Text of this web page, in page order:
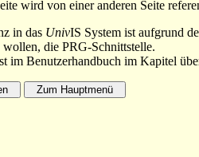
wird von einer anderen Seite
in das UnivIS System ist aufgrund
die PRG-Schnittstelle.
im Benutzerhandbuch im Kapitel